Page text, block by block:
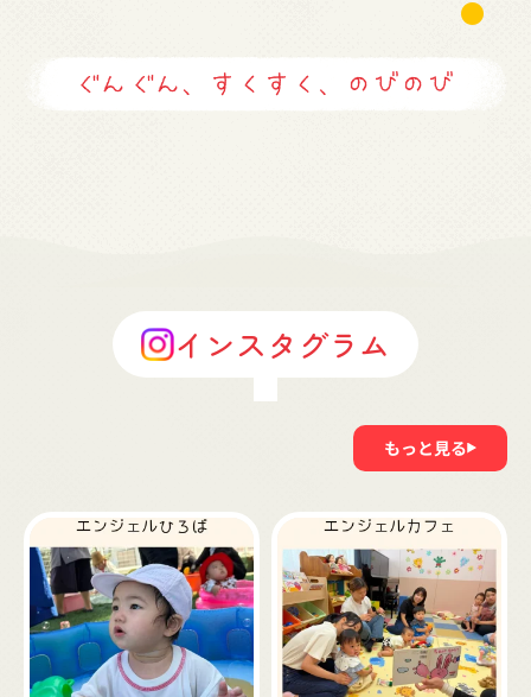
インスタグラム
もっと見る